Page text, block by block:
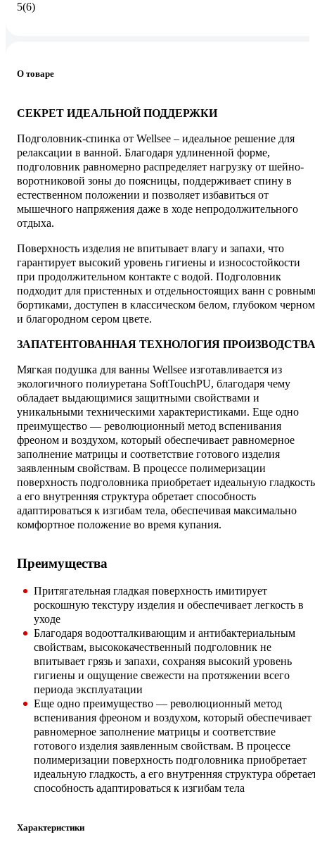
5(6)
О товаре
СЕКРЕТ ИДЕАЛЬНОЙ ПОДДЕРЖКИ
Подголовник-спинка от Wellsee – идеальное решение для
релаксации в ванной. Благодаря удлиненной форме,
подголовник равномерно распределяет нагрузку от шейно-
воротниковой зоны до поясницы, поддерживает спину в
естественном положении и позволяет избавиться от
мышечного напряжения даже в ходе непродолжительного
отдыха.
Поверхность изделия не впитывает влагу и запахи, что
гарантирует высокий уровень гигиены и износостойкости
при продолжительном контакте с водой. Подголовник
подходит для пристенных и отдельностоящих ванн с
бортиками, доступен в классическом белом, глубоком черном
и благородном сером цвете.
ЗАПАТЕНТОВАННАЯ ТЕХНОЛОГИЯ ПРОИЗВОДСТВА
Мягкая подушка для ванны Wellsee изготавливается из
экологичного полиуретана SoftTouchPU, благодаря чему
обладает выдающимися защитными свойствами и
уникальными техническими характеристиками. Еще одно
преимущество — революционный метод вспенивания
фреоном и воздухом, который обеспечивает равномерное
заполнение матрицы и соответствие готового изделия
заявленным свойствам. В процессе полимеризации
поверхность подголовника приобретает идеальную
а его внутренняя структура обретает способность
адаптироваться к изгибам тела, обеспечивая максимально
комфортное положение во время купания.
Преимущества
Притягательная гладкая поверхность имитирует
роскошную текстуру изделия и обеспечивает легкость в
уходе
Благодаря водоотталкивающим и антибактериальным
свойствам, высококачественный подголовник не
впитывает грязь и запахи, сохраняя высокий уровень
гигиены и ощущение свежести на протяжении всего
периода эксплуатации
Еще одно преимущество — революционный метод
вспенивания фреоном и воздухом, который обеспечивает
равномерное заполнение матрицы и соответствие
готового изделия заявленным свойствам. В процессе
полимеризации поверхность подголовника приобретает
идеальную гладкость, а его внутренняя структура
способность адаптироваться к изгибам тела
Характеристики